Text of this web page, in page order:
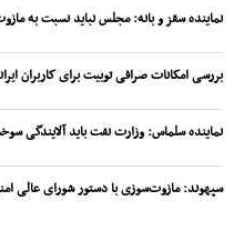
نماینده سقز و بانه: مجلس نباید نسبت به
بررسی امکانات صرافی توبیت برای کاربران
نماینده سلماس: وزارت نفت باید آلایندگی
سپهوند:‌ مازوت‌سوزی با دستور شورای عالی